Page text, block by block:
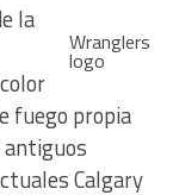
Wranglers
logo
la
fuego propia
Calgary